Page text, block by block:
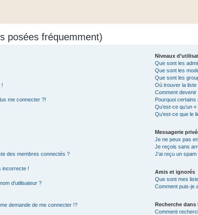
posées fréquemment)
!
me connecter ?!
des membres connectés ?
incorrecte !
d’utilisateur ?
demande de me connecter !?
Niveaux
Que sont les
Que sont les
Que sont les
Où trouver la liste
Comment
Pourquoi
Qu’est-ce qu’un
Qu’est-ce que le
Messagerie
Je ne peux pas
Je reçois sans
J’ai reçu un
Amis et ignorés
Que sont mes
Comment puis-je
Recherche
Comment